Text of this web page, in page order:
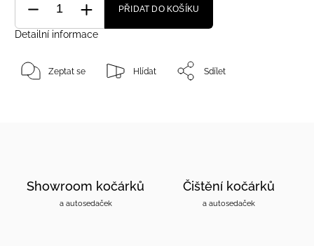
PŘIDAT DO KOŠÍKU
Detailní informace
Zeptat se Hlídat Sdílet
Showroom kočárků
a autosedaček
Čištění kočárků
a autosedaček